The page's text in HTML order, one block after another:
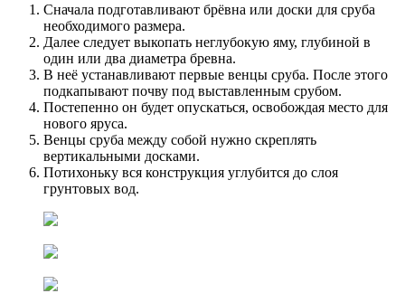
Сначала подготавливают брёвна или доски для сруба
необходимого размера.
Далее следует выкопать неглубокую яму, глубиной в
один или два диаметра бревна.
В неё устанавливают первые венцы сруба. После этого
подкапывают почву под выставленным срубом.
Постепенно он будет опускаться, освобождая место для
нового яруса.
Венцы сруба между собой нужно скреплять
вертикальными досками.
Потихоньку вся конструкция углубится до слоя
грунтовых вод.